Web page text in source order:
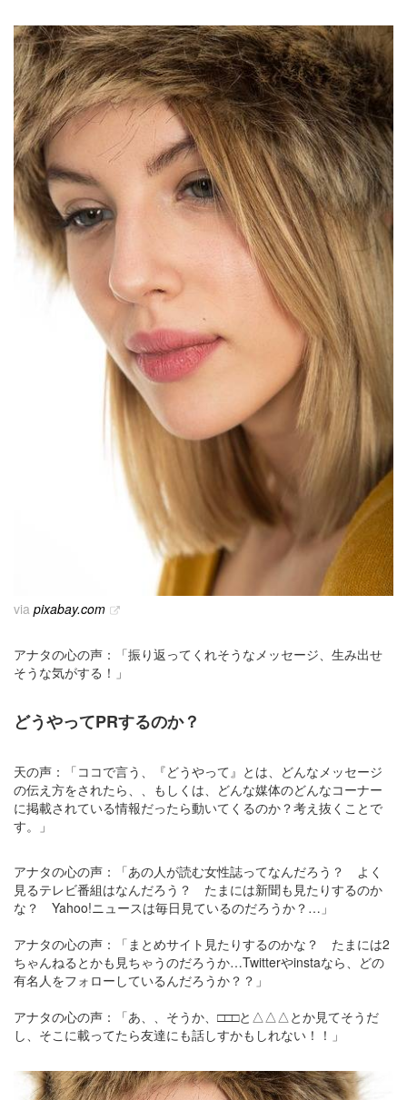
via pixabay.com
アナタの心の声：「振り返ってくれそうなメッセージ、生み出せ
そうな気がする！」
どうやってPRするのか？
天の声：「ココで言う、『どうやって』とは、どんなメッセージ
の伝え方をされたら、、もしくは、どんな媒体のどんなコーナー
に掲載されている情報だったら動いてくるのか？考え抜くことで
す。」
アナタの心の声：「あの人が読む女性誌ってなんだろう？ よく
見るテレビ番組はなんだろう？ たまには新聞も見たりするのか
な？ Yahoo!ニュースは毎日見ているのだろうか？…」
アナタの心の声：「まとめサイト見たりするのかな？ たまには2
ちゃんねるとかも見ちゃうのだろうか…Twitterやinstaなら、どの
有名人をフォローしているんだろうか？？」
アナタの心の声：「あ、、そうか、□□□と△△△とか見てそうだ
し、そこに載ってたら友達にも話しすかもしれない！！」